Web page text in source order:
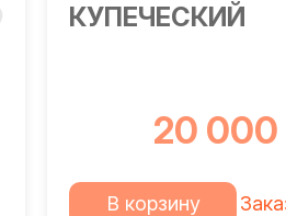
КУПЕЧЕСКИЙ
20
В корзину